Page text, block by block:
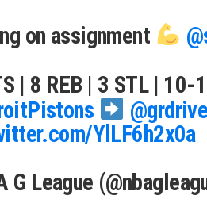
on assignment
| 8 REB | 3 STL | 10-
@grdrive
YlLF6h2x0a
G League